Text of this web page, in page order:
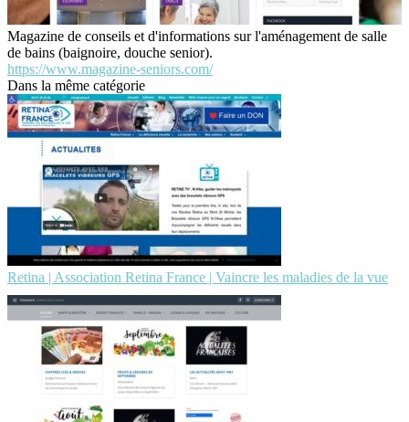
Magazine de conseils et d'informations sur l'aménagement de salle
de bains (baignoire, douche senior).
https://www.magazine-seniors.com/
Dans la même catégorie
Retina | Association Retina France | Vaincre les maladies de la vue